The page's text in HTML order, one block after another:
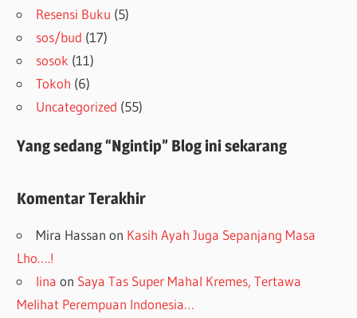
Resensi Buku (5)
sos/bud (17)
sosok (11)
Tokoh (6)
Uncategorized (55)
Yang sedang “Ngintip” Blog ini sekarang
Komentar Terakhir
Mira Hassan on Kasih Ayah Juga Sepanjang Masa
Lho….!
lina on Saya Tas Super Mahal Kremes, Tertawa
Melihat Perempuan Indonesia…